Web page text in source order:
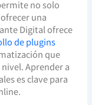
no solo
una
Digital ofrece
de plugins
que
Aprender a
es clave para